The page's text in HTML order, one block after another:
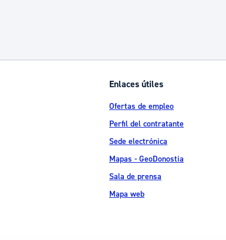
Enlaces útiles
Ofertas de empleo
Perfil del contratante
Sede electrónica
Mapas - GeoDonostia
Sala de prensa
Mapa web